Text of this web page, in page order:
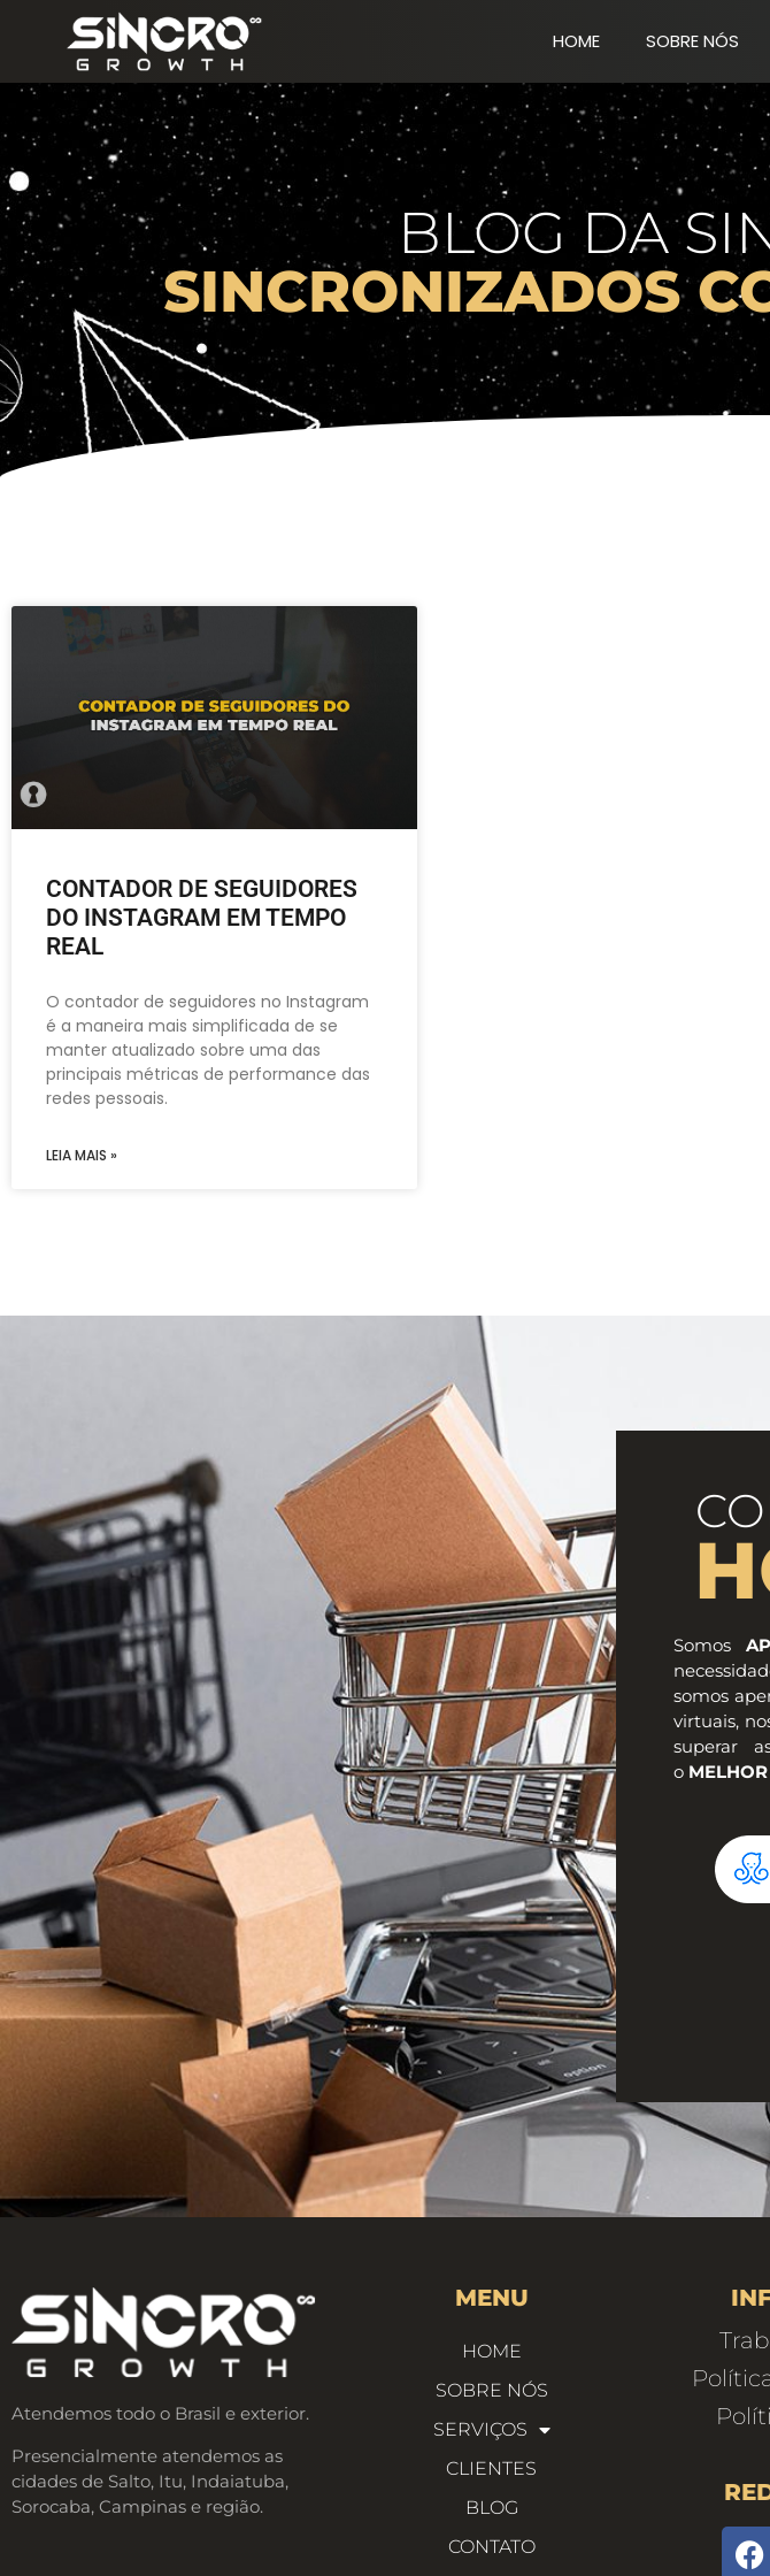
HOME SOBRE NÓS
BLOG DA
SINCRONIZADOS
CONTADOR DE SEGUIDORES
DO INSTAGRAM EM TEMPO
REAL
O contador de seguidores no Instagram
é a maneira mais simplificada de se
manter atualizado sobre uma das
principais métricas de performance das
redes pessoais.
LEIA MAIS »
Somos
somos
virtuais,
superar
o
Atendemos todo o Brasil e exterior.
Presencialmente atendemos as
cidades de Salto, Itu, Indaiatuba,
Sorocaba, Campinas e região.
MENU
HOME
SOBRE NÓS
SERVIÇOS
CLIENTES
BLOG
CONTATO